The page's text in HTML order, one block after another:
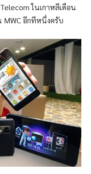
ในเกาหลีเดือน
MWC อีกทีหนึ่งครับ